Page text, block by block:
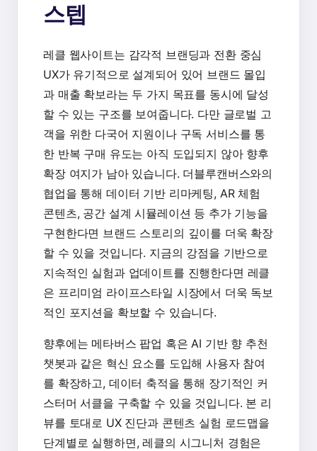
스텝
레클 웹사이트는 감각적 브랜딩과 전환 중심
UX가 유기적으로 설계되어 있어 브랜드 몰입
과 매출 확보라는 두 가지 목표를 동시에 달성
할 수 있는 구조를 보여줍니다. 다만 글로벌 고
객을 위한 다국어 지원이나 구독 서비스를 통
한 반복 구매 유도는 아직 도입되지 않아 향후
확장 여지가 남아 있습니다. 더블루캔버스와의
협업을 통해 데이터 기반 리마케팅, AR 체험
콘텐츠, 공간 설계 시뮬레이션 등 추가 기능을
구현한다면 브랜드 스토리의 깊이를 더욱 확장
할 수 있을 것입니다. 지금의 강점을 기반으로
지속적인 실험과 업데이트를 진행한다면 레클
은 프리미엄 라이프스타일 시장에서 더욱 독보
적인 포지션을 확보할 수 있습니다.
향후에는 메타버스 팝업 혹은 AI 기반 향 추천
챗봇과 같은 혁신 요소를 도입해 사용자 참여
를 확장하고, 데이터 축적을 통해 장기적인 커
스터머 서클을 구축할 수 있을 것입니다. 본 리
뷰를 토대로 UX 진단과 콘텐츠 실험 로드맵을
단계별로 실행하면, 레클의 시그니처 경험은